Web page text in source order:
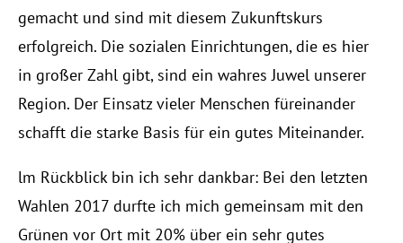
gemacht und sind mit diesem Zukunftskurs
erfolgreich. Die sozialen Einrichtungen, die es hier
in großer Zahl gibt, sind ein wahres Juwel unserer
Region. Der Einsatz vieler Menschen füreinander
schafft die starke Basis für ein gutes Miteinander.
lm Rückblick bin ich sehr dankbar: Bei den letzten
Wahlen 2017 durfte ich mich gemeinsam mit den
Grünen vor Ort mit 20% über ein sehr gutes